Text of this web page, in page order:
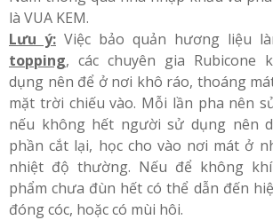
là VUA KEM.
Lưu ý: Việc bảo quản hương liệu
topping, các chuyên gia Rubicone
dụng nên để ở nơi khô ráo, thoáng
mặt trời chiếu vào. Mỗi lần pha nên
nếu không hết người sử dụng nên
phần cắt lại, học cho vào nơi mát ở
nhiệt độ thường. Nếu để không
phẩm chưa đùn hết có thể dẫn đến
đóng cóc, hoặc có mùi hôi.